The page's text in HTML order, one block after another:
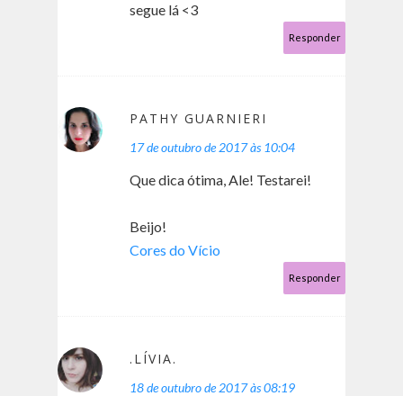
segue lá <3
Responder
PATHY GUARNIERI
17 de outubro de 2017 às 10:04
Que dica ótima, Ale! Testarei!
Beijo!
Cores do Vício
Responder
.LÍVIA.
18 de outubro de 2017 às 08:19